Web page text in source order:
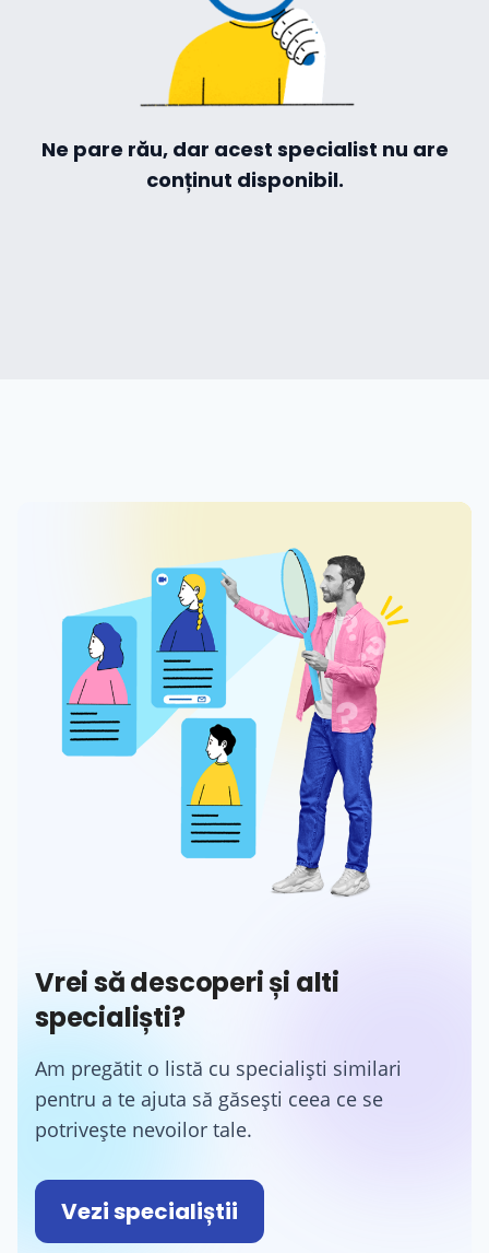
Ne pare rău, dar acest specialist nu are
conținut disponibil.
Vrei să descoperi și alti
specialiști?
Am pregătit o listă cu specialiști similari
pentru a te ajuta să găsești ceea ce se
potrivește nevoilor tale.
Vezi specialiștii